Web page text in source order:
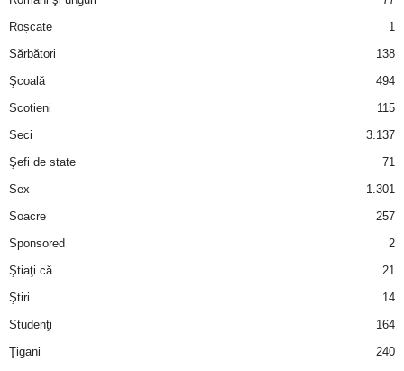
Roșcate
1
Sărbători
138
Şcoală
494
Scotieni
115
Seci
3.137
Şefi de state
71
Sex
1.301
Soacre
257
Sponsored
2
Ştiaţi că
21
Ştiri
14
Studenţi
164
Ţigani
240